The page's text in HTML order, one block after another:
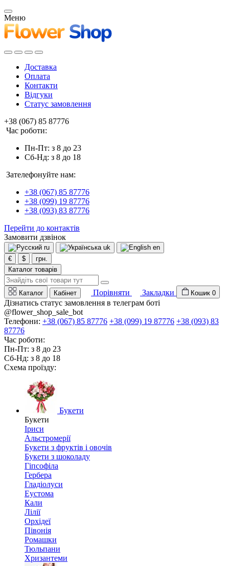
Меню
Доставка
Оплата
Контакти
Відгуки
Статус замовлення
+38 (067) 85 87776
Час роботи:
Пн-Пт: з 8 до 23
Сб-Нд: з 8 до 18
Зателефонуйте нам:
+38 (067) 85 87776
+38 (099) 19 87776
+38 (093) 83 87776
Перейти до контактів
Замовити дзвінок
ru uk
en
€
$
грн.
Каталог товарів
Каталог Кабінет Порівняти Закладки Кошик 0
Дізнатись статус замовлення в телеграм боті
@flower_shop_sale_bot
Телефони: +38 (067) 85 87776 +38 (099) 19 87776 +38 (093) 83
87776
Час роботи:
Пн-Пт: з 8 до 23
Сб-Нд: з 8 до 18
Схема проїзду:
Букети
Букети
Іриси
Альстромерії
Букети з фруктів і овочів
Букети з шоколаду
Гіпсофіла
Гербера
Гладіолуси
Еустома
Кали
Лілії
Орхідеї
Півонія
Ромашки
Тюльпани
Хризантеми